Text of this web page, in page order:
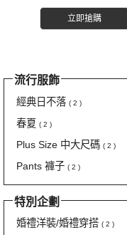
立即搶購
流行服飾
經典日不落 ( 2 )
春夏 ( 2 )
Plus Size 中大尺碼 ( 2 )
Pants 褲子 ( 2 )
特別企劃
婚禮洋裝/婚禮穿搭 ( 2 )